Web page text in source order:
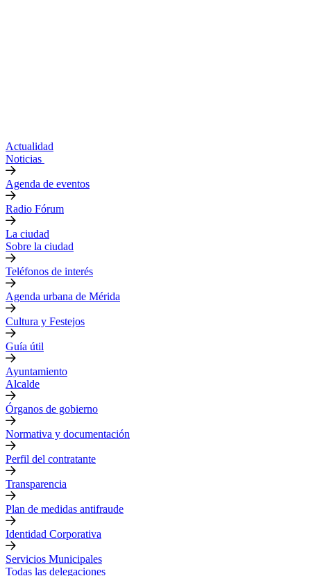
Actualidad
Noticias
Agenda de eventos
Radio Fórum
La ciudad
Sobre la ciudad
Teléfonos de interés
Agenda urbana de Mérida
Cultura y Festejos
Guía útil
Ayuntamiento
Alcalde
Órganos de gobierno
Normativa y documentación
Perfil del contratante
Transparencia
Plan de medidas antifraude
Identidad Corporativa
Servicios Municipales
Todas las delegaciones